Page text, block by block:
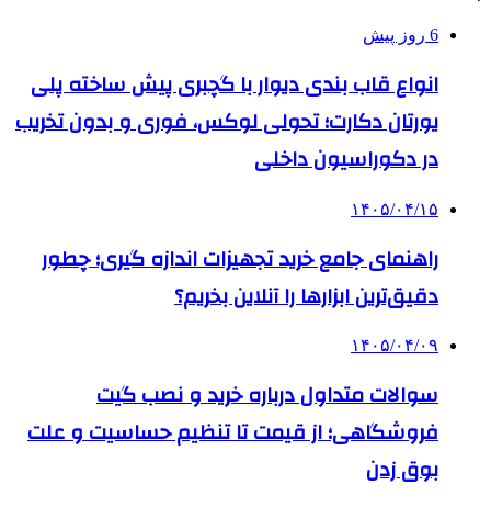
6 روز پیش
انواع قاب بندی دیوار با گچبری پیش ساخته پلی
یورتان دکارت؛ تحولی لوکس، فوری و بدون تخریب
در دکوراسیون داخلی
۱۴۰۵/۰۴/۱۵
راهنمای جامع خرید تجهیزات اندازه گیری؛ چطور
دقیق‌ترین ابزارها را آنلاین بخریم؟
۱۴۰۵/۰۴/۰۹
سوالات متداول درباره خرید و نصب گیت
فروشگاهی؛ از قیمت تا تنظیم حساسیت و علت
بوق زدن